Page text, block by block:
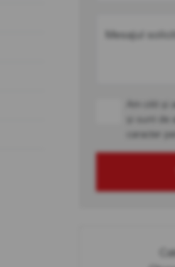
Mesajul
Am citit și
și sunt de
caracter